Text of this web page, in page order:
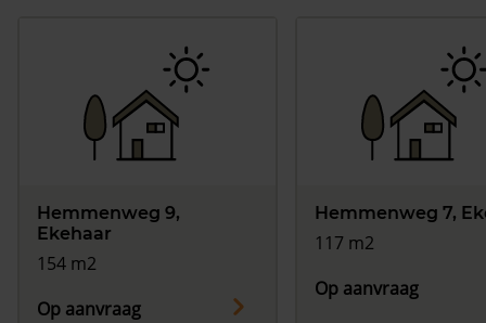
Hemmenweg 9,
Ekehaar
154 m2
Op aanvraag
Hemmenweg 7,
117 m2
Op aanvraag